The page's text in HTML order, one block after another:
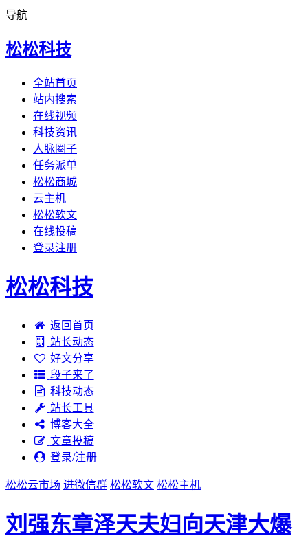
导航
松松科技
全站首页
站内搜索
在线视频
科技资讯
人脉圈子
任务派单
松松商城
云主机
松松软文
在线投稿
登录注册
松松科技
返回首页
站长动态
好文分享
段子来了
科技动态
站长工具
博客大全
文章投稿
登录/注册
松松云市场 进微信群 松松软文 松松主机
刘强东章泽天夫妇向天津大爆